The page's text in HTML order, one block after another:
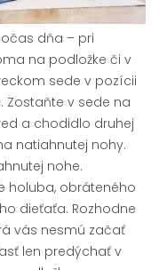
dňa – pri
na podložke či v
sede v pozícii
Zostaňte v sede na
a chodidlo druhej
natiahnutej nohy.
nohe.
holuba, obráteného
dieťaťa. Rozhodne
vás nesmú začať
len predýchať v